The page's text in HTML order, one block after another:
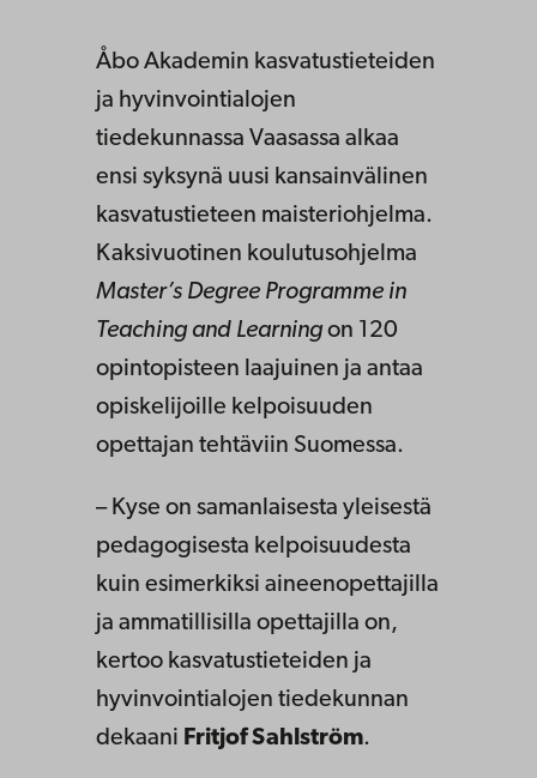
Åbo Akademin kasvatustieteiden
ja hyvinvointialojen
tiedekunnassa Vaasassa alkaa
ensi syksynä uusi kansainvälinen
kasvatustieteen maisteriohjelma.
Kaksivuotinen koulutusohjelma
Master’s Degree Programme in
Teaching and Learningon 120
opintopisteen laajuinen ja antaa
opiskelijoille kelpoisuuden
opettajan tehtäviin Suomessa.
– Kyse on samanlaisesta yleisestä
pedagogisesta kelpoisuudesta
kuin esimerkiksi aineenopettajilla
ja ammatillisilla opettajilla on,
kertoo kasvatustieteiden ja
hyvinvointialojen tiedekunnan
dekaani Fritjof Sahlström.